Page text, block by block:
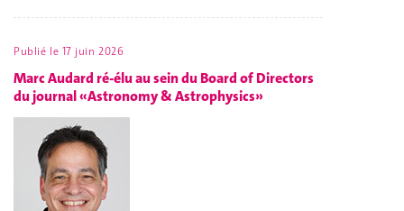
Publié le 17 juin 2026
Marc Audard ré-élu au sein du Board of Directors
du journal «Astronomy & Astrophysics»